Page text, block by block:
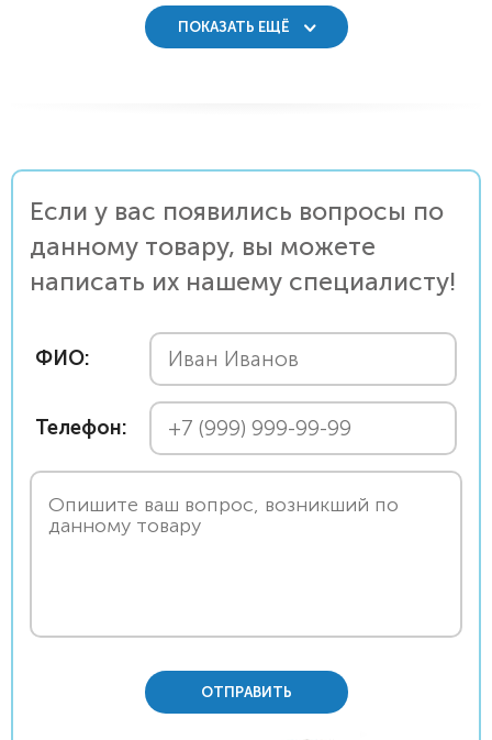
ПОКАЗАТЬ ЕЩЁ
Если у вас появились вопросы по
данному товару, вы можете
написать их нашему специалисту!
ФИО:
Телефон:
ОТПРАВИТЬ